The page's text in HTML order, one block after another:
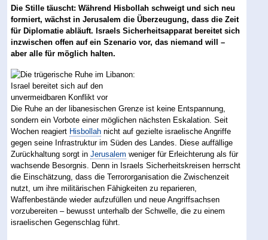
Die Stille täuscht: Während Hisbollah schweigt und sich neu
formiert, wächst in Jerusalem die Überzeugung, dass die Zeit
für Diplomatie abläuft. Israels Sicherheitsapparat bereitet sich
inzwischen offen auf ein Szenario vor, das niemand will –
aber alle für möglich halten.
Die Ruhe an der libanesischen Grenze ist keine Entspannung,
sondern ein Vorbote einer möglichen nächsten Eskalation. Seit
Wochen reagiert Hisbollah nicht auf gezielte israelische Angriffe
gegen seine Infrastruktur im Süden des Landes. Diese auffällige
Zurückhaltung sorgt inJerusalem weniger für Erleichterung als für
wachsende Besorgnis. Denn in Israels Sicherheitskreisen herrscht
die Einschätzung, dass die Terrororganisation die Zwischenzeit
nutzt, um ihre militärischen Fähigkeiten zu reparieren,
Waffenbestände wieder aufzufüllen und neue Angriffsachsen
vorzubereiten – bewusst unterhalb der Schwelle, die zu einem
israelischen Gegenschlag führt.